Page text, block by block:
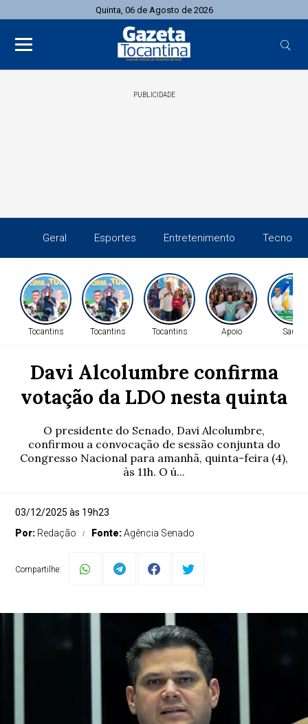
Quinta, 06 de Agosto de 2026
PUBLICIDADE
Geral Esportes Entretenimento
Tocantins Tocantins Tocantins Apoio Saúde
Davi Alcolumbre confirma
votação da LDO nesta quinta
O presidente do Senado, Davi Alcolumbre,
confirmou a convocação de sessão conjunta do
Congresso Nacional para amanhã, quinta-feira (4),
às 11h. O ú...
03/12/2025 às 19h23
Por: Redação Fonte:Agência Senado
Compartilhe: